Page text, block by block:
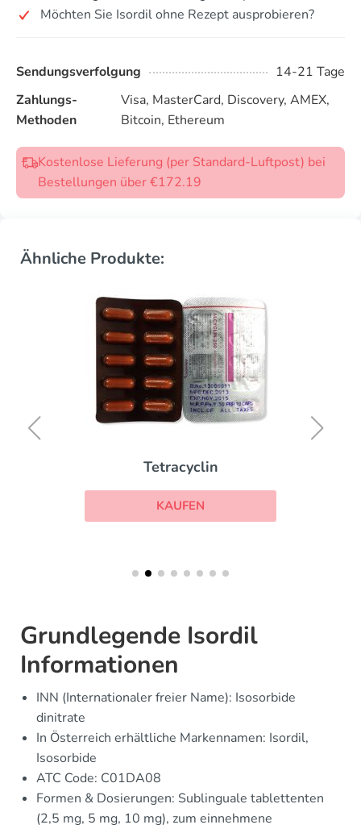
Möchten Sie Isordil ohne Rezept ausprobieren?
Sendungsverfolgung
14-21 Tage
Zahlungs-
Methoden
Visa, MasterCard, Discovery, AMEX,
Bitcoin, Ethereum
Kostenlose Lieferung (per Standard-Luftpost) bei
Bestellungen über €172.19
Ähnliche Produkte:
Tetracyclin
KAUFEN
Grundlegende Isordil
Informationen
INN (Internationaler freier Name): Isosorbide
dinitrate
In Österreich erhältliche Markennamen: Isordil,
Isosorbide
ATC Code: C01DA08
Formen & Dosierungen: Sublinguale tablettenten
(2,5 mg, 5 mg, 10 mg), zum einnehmene